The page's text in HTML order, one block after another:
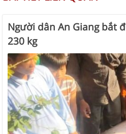
Người dân An Giang bắt
230 kg